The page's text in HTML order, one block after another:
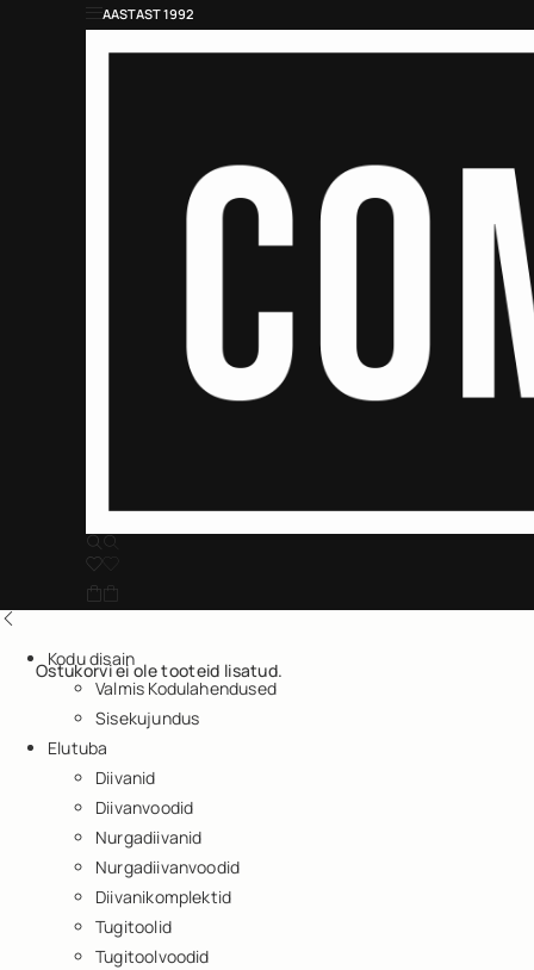
AASTAST 1992
Ostukorvi ei ole tooteid lisatud.
Kodu disain
Valmis Kodulahendused
Sisekujundus
Elutuba
Diivanid
Diivanvoodid
Nurgadiivanid
Nurgadiivanvoodid
Diivanikomplektid
Tugitoolid
Tugitoolvoodid